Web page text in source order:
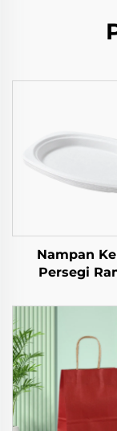
Nampan
Persegi
Pakai Alat
Sandwich
Pola Bulat/
Alternatif